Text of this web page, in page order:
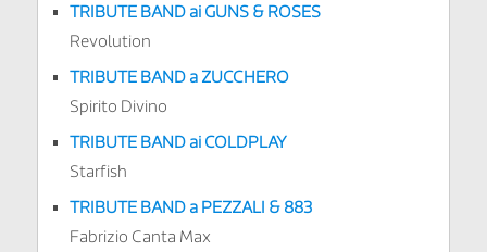
TRIBUTE BAND ai GUNS & ROSES
Revolution
TRIBUTE BAND a ZUCCHERO
Spirito Divino
TRIBUTE BAND ai COLDPLAY
Starfish
TRIBUTE BAND a PEZZALI & 883
Fabrizio Canta Max